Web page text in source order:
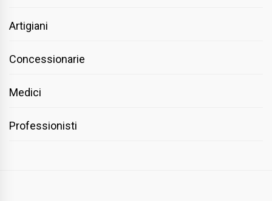
Artigiani
Concessionarie
Medici
Professionisti